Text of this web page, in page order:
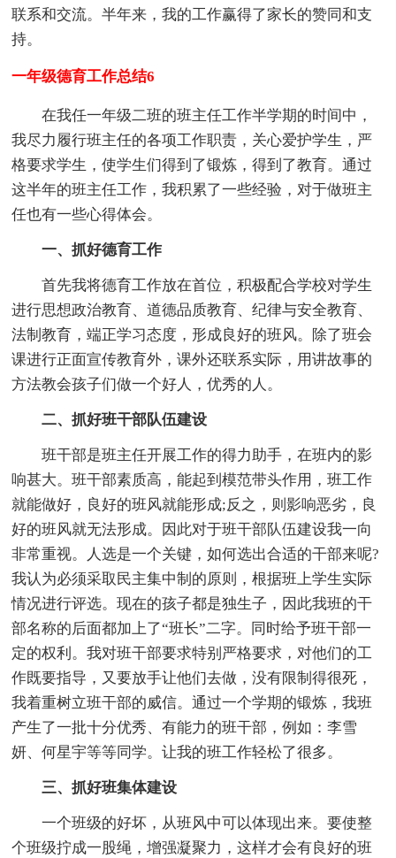
联系和交流。半年来，我的工作赢得了家长的赞同和支
持。
一年级德育工作总结6
在我任一年级二班的班主任工作半学期的时间中，
我尽力履行班主任的各项工作职责，关心爱护学生，严
格要求学生，使学生们得到了锻炼，得到了教育。通过
这半年的班主任工作，我积累了一些经验，对于做班主
任也有一些心得体会。
一、抓好德育工作
首先我将德育工作放在首位，积极配合学校对学生
进行思想政治教育、道德品质教育、纪律与安全教育、
法制教育，端正学习态度，形成良好的班风。除了班会
课进行正面宣传教育外，课外还联系实际，用讲故事的
方法教会孩子们做一个好人，优秀的人。
二、抓好班干部队伍建设
班干部是班主任开展工作的得力助手，在班内的影
响甚大。班干部素质高，能起到模范带头作用，班工作
就能做好，良好的班风就能形成;反之，则影响恶劣，良
好的班风就无法形成。因此对于班干部队伍建设我一向
非常重视。人选是一个关键，如何选出合适的干部来呢?
我认为必须采取民主集中制的原则，根据班上学生实际
情况进行评选。现在的孩子都是独生子，因此我班的干
部名称的后面都加上了“班长”二字。同时给予班干部一
定的权利。我对班干部要求特别严格要求，对他们的工
作既要指导，又要放手让他们去做，没有限制得很死，
我着重树立班干部的威信。通过一个学期的锻炼，我班
产生了一批十分优秀、有能力的班干部，例如：李雪
妍、何星宇等等同学。让我的班工作轻松了很多。
三、抓好班集体建设
一个班级的好坏，从班风中可以体现出来。要使整
个班级拧成一股绳，增强凝聚力，这样才会有良好的班